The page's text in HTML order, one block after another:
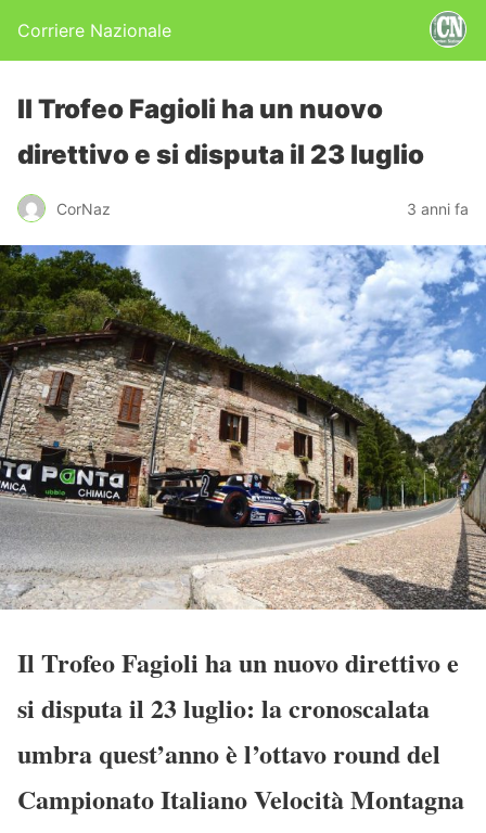
Corriere Nazionale
Il Trofeo Fagioli ha un nuovo
direttivo e si disputa il 23 luglio
CorNaz 3 anni fa
Il Trofeo Fagioli ha un nuovo direttivo e
si disputa il 23 luglio: la cronoscalata
umbra quest’anno è l’ottavo round del
Campionato Italiano Velocità Montagna